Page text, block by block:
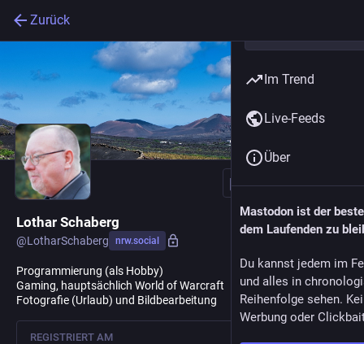
Zurück
Folgen
Lothar Schaberg
@LotharSchaberg nrw.social
Programmierung (als Hobby)
Gaming, hauptsächlich World of Warcraft
Fotografie (Urlaub) und Bildbearbeitung
REGISTRIERT AM
Im Trend
Live-Feeds
Über
Mastodon ist der
dem Laufenden zu
Du kannst jedem im
und alles in
Reihenfolge sehen.
Werbung oder